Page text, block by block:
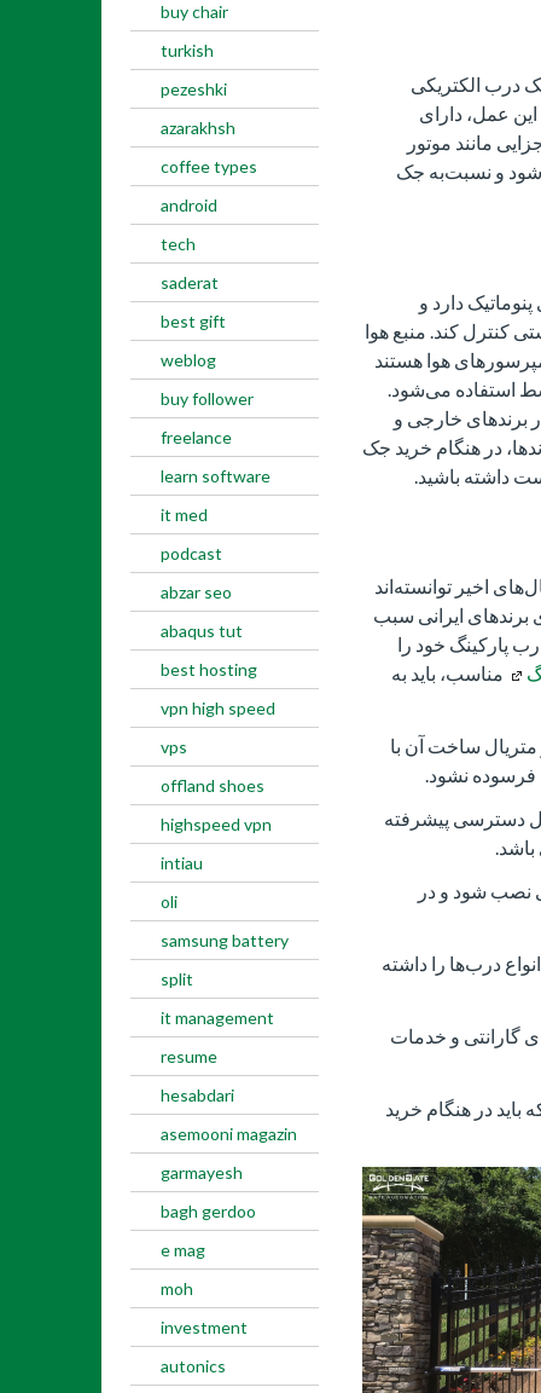
buy chair
turkish
pezeshki
azarakhsh
coffee types
android
tech
saderat
best gift
weblog
buy follower
freelance
learn software
it med
podcast
abzar seo
abaqus tut
best hosting
vpn high speed
vps
offland shoes
highspeed vpn
intiau
oli
samsung battery
split
it management
resume
hesabdari
asemooni magazin
garmayesh
bagh gerdoo
e mag
moh
investment
autonics
درب الکتریکی
عمل، دارای
مانند موتور
و نسبت‌به جک
دارد و
کنترل کند. منبع هوا
هوا هستند
استفاده می‌شود.
برندهای خارجی و
در هنگام خرید جک
داشته‌ باشید.
اخیر توانسته‌اند
برندهای ایرانی سبب
پارکینگ خود را
مناسب، باید به
متریال ساخت آن با
فرسوده نشود.
دسترسی پیشرفته
نصب شود و در
درب‌ها را داشته
گارانتی و خدمات
در هنگام خرید